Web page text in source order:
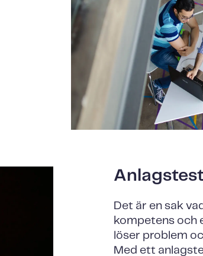
Det är en sak
kompetens och
löser problem
Med ett